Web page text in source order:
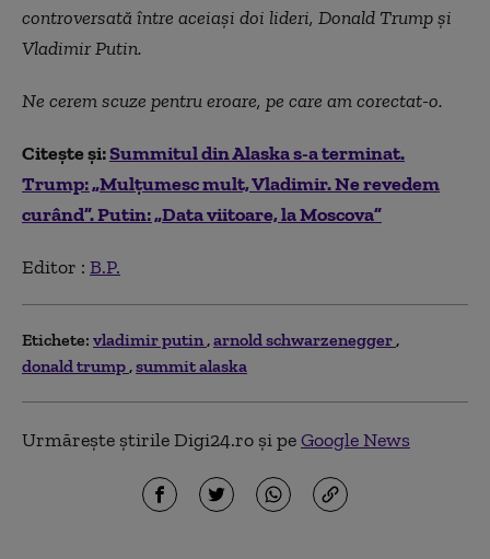
controversată între aceiași doi lideri, Donald Trump și
Vladimir Putin.
Ne cerem scuze pentru eroare, pe care am corectat-o.
Citește și:Summitul din Alaska s-a terminat.
Trump: „Mulțumesc mult, Vladimir. Ne revedem
curând”. Putin: „Data viitoare, la Moscova”
Editor : B.P.
Etichete: vladimir putin arnold schwarzenegger
donald trump summit alaska
Urmărește știrile Digi24.ro și peGoogle News